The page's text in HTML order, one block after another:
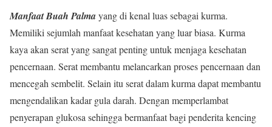
Manfaat Buah Palmayang di kenal luas sebagai kurma.
Memiliki sejumlah manfaat kesehatan yang luar biasa. Kurma
kaya akan serat yang sangat penting untuk menjaga kesehatan
pencernaan. Serat membantu melancarkan proses pencernaan dan
mencegah sembelit. Selain itu serat dalam kurma dapat membantu
mengendalikan kadar gula darah. Dengan memperlambat
penyerapan glukosa sehingga bermanfaat bagi penderita kencing